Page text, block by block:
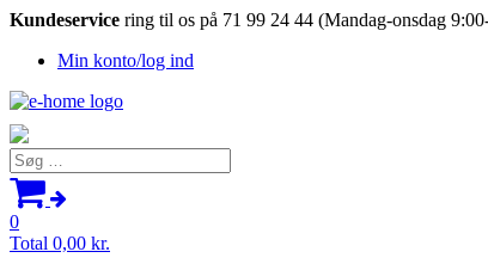
Kundeservice ring til os på 71 99 24 44 (Mandag-onsdag
Min konto/log ind
Søg
efter:
0
Total 0,00 kr.